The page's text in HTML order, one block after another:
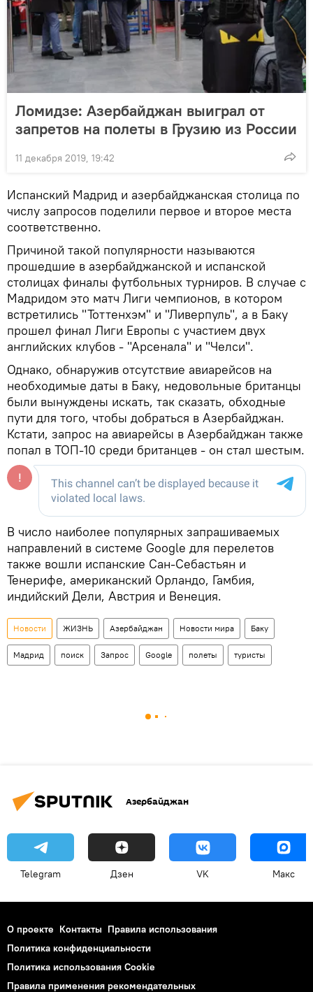
Ломидзе: Азербайджан выиграл от
запретов на полеты в Грузию из России
11 декабря 2019, 19:42
Испанский Мадрид и азербайджанская столица по
числу запросов поделили первое и второе места
соответственно.
Причиной такой популярности называются
прошедшие в азербайджанской и испанской
столицах финалы футбольных турниров. В случае с
Мадридом это матч Лиги чемпионов, в котором
встретились "Тоттенхэм" и "Ливерпуль", а в Баку
прошел финал Лиги Европы с участием двух
английских клубов - "Арсенала" и "Челси".
Однако, обнаружив отсутствие авиарейсов на
необходимые даты в Баку, недовольные британцы
были вынуждены искать, так сказать, обходные
пути для того, чтобы добраться в Азербайджан.
Кстати, запрос на авиарейсы в Азербайджан также
попал в ТОП-10 среди британцев - он стал шестым.
В число наиболее популярных запрашиваемых
направлений в системе Google для перелетов
также вошли испанские Сан-Себастьян и
Тенерифе, американский Орландо, Гамбия,
индийский Дели, Австрия и Венеция.
Новости ЖИЗНЬ Азербайджан Новости мира Баку
Мадрид поиск Запрос Google полеты туристы
Азербайджан
Telegram Дзен VK Макс
О проекте Контакты Правила использования
Политика конфиденциальности
Политика использования Cookie
Правила применения рекомендательных